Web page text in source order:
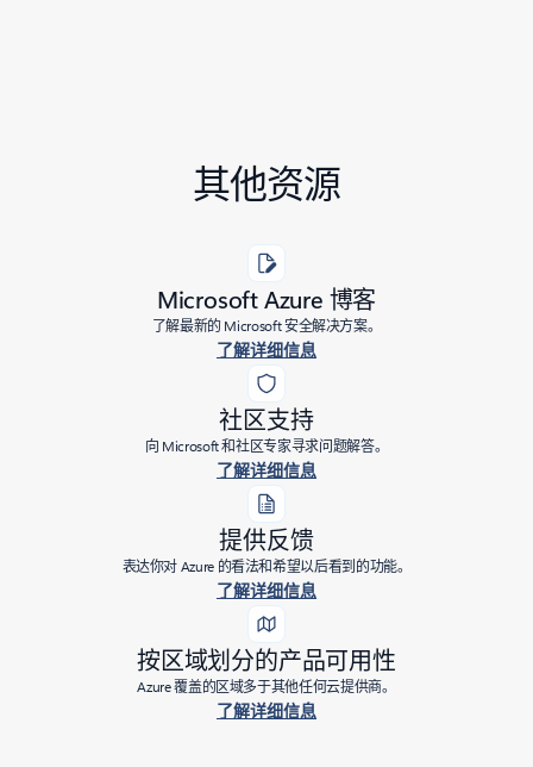
其他资源
Microsoft Azure 博客
了解最新的 Microsoft 安全解决方案。
了解详细信息
社区支持
向 Microsoft 和社区专家寻求问题解答。
了解详细信息
提供反馈
表达你对 Azure 的看法和希望以后看到的功能。
了解详细信息
按区域划分的产品可用性
Azure 覆盖的区域多于其他任何云提供商。
了解详细信息